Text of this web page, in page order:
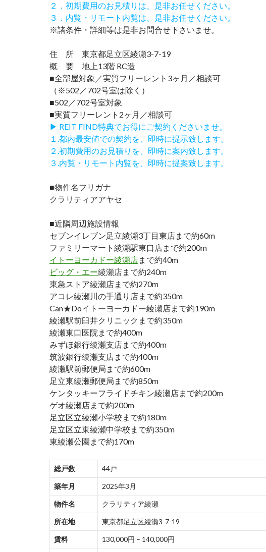
２．初期費用のお見積りは、是非お任せください。
３．内覧・リモート内覧は、是非お任せください。
※諸条件・詳細等は是非お問合せ下さいませ。
住 所 東京都足立区綾瀬3-7-19
概 要 地上13階 RC造
■全部屋対象／実質フリーレント3ヶ月／相談可
（※502／702号室は除く）
■502／702号室対象
■実質フリーレント2ヶ月／相談可
▶ REIT FIND特典でお得にご契約くださいませ。
１.都内最安値での契約を、即時に提示致します。
２.初期費用のお見積りを、即時に案内致します。
３.内覧・リモート内覧を、即時に提案致します。
■物件名フリガナ
クラリティアアヤセ
■近隣周辺施設情報
セブンイレブン足立綾瀬3丁目東店まで約60m
ファミリーマート綾瀬駅東口店まで約200m
イトーヨーカドー綾瀬店まで約40m
ビッグ・エー綾瀬店まで約240m
東急ストア綾瀬店まで約270m
アコレ綾瀬川の手通り店まで約350m
Can★Doイトーヨーカドー綾瀬店まで約190m
綾瀬駅前臼井クリニックまで約350m
綾瀬東口医院まで約400m
みずほ銀行綾瀬支店まで約400m
筑波銀行綾瀬支店まで約400m
綾瀬駅前郵便局まで約600m
足立東綾瀬郵便局まで約850m
ケンタッキーフライドチキン綾瀬店まで約200m
ゲオ綾瀬店まで約200m
足立区立綾瀬小学校まで約180m
足立区立東綾瀬中学校まで約350m
東綾瀬公園まで約170m
総戸数 44戸
築年月 2025年3月
物件名 クラリティア綾瀬
所在地 東京都足立区綾瀬3-7-19
賃料 130,000円 – 140,000円